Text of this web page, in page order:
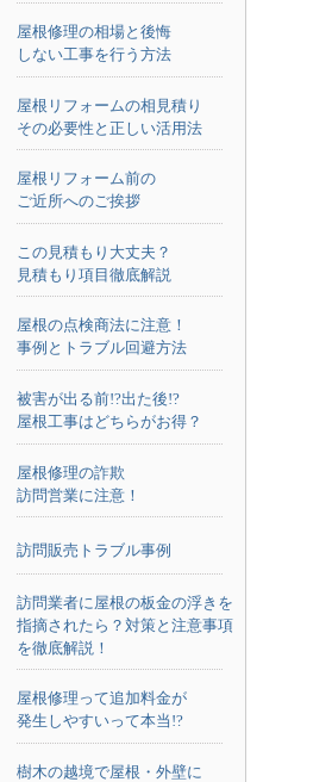
屋根修理の相場と後悔
しない工事を行う方法
屋根リフォームの相見積り
その必要性と正しい活用法
屋根リフォーム前の
ご近所へのご挨拶
この見積もり大丈夫？
見積もり項目徹底解説
屋根の点検商法に注意！
事例とトラブル回避方法
被害が出る前!?出た後!?
屋根工事はどちらがお得？
屋根修理の詐欺
訪問営業に注意！
訪問販売トラブル事例
訪問業者に屋根の板金の浮きを
指摘されたら？対策と注意事項
を徹底解説！
屋根修理って追加料金が
発生しやすいって本当!?
樹木の越境で屋根・外壁に